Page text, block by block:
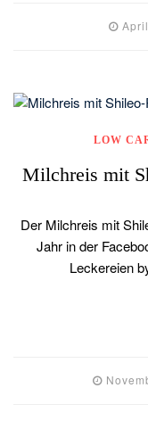
LOW
Milchreis mit
Der Milchreis mit
Jahr in der
Leckereien